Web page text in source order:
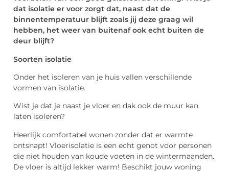
dat isolatie er voor zorgt dat, naast dat de
binnentemperatuur blijft zoals jij deze graag wil
hebben, het weer van buitenaf ook echt buiten de
deur blijft?
Soorten isolatie
Onder het isoleren van je huis vallen verschillende
vormen van isolatie.
Wist je dat je naast je vloer en dak ook de muur kan
laten isoleren?
Heerlijk comfortabel wonen zonder dat er warmte
ontsnapt! Vloerisolatie is een echt genot voor personen
die niet houden van koude voeten in de wintermaanden.
De vloer is altijd lekker warm! Beschikt jouw woning